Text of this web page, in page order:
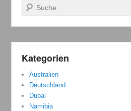
Suchen
Kategorien
Australien
Deutschland
Dubai
Namibia